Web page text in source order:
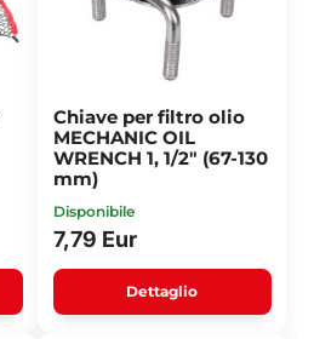
Chiave per filtro olio
MECHANIC OIL
WRENCH 1, 1/2" (67-130
mm)
Disponibile
7,79 Eur
Dettaglio